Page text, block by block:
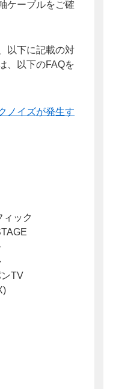
ケーブルをご確
以下に記載の対
、以下のFAQを
ノイズが発生す
ック
TV